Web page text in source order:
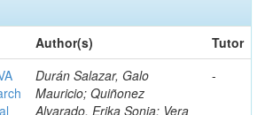
Author(s)
Tutor
Durán Salazar, Galo
Mauricio; Quiñonez
Alvarado, Erika Sonia; Vera
-